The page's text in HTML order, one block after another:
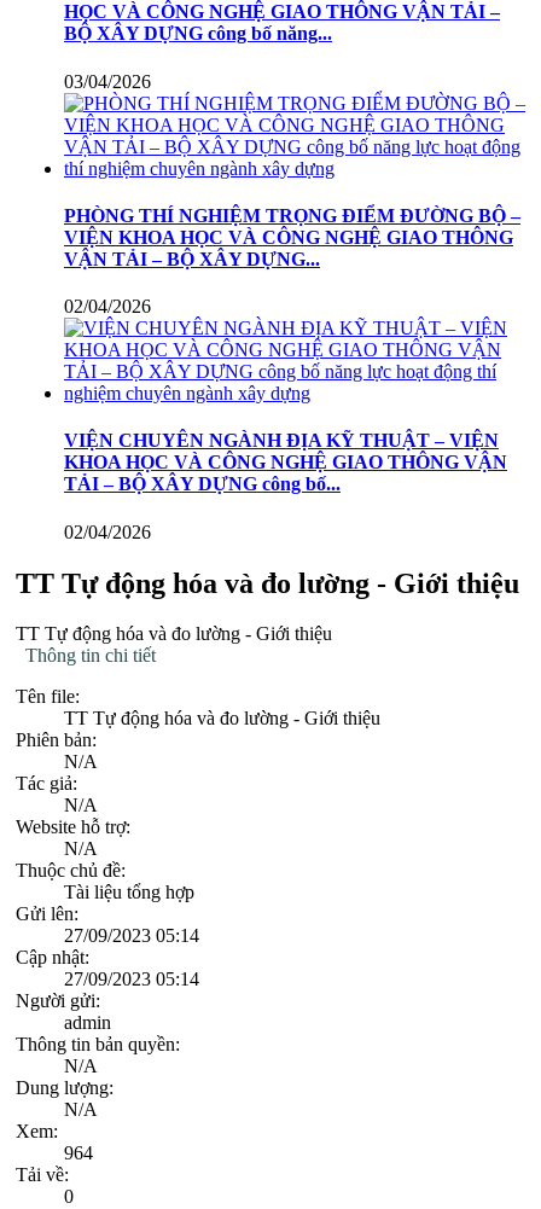
HỌC VÀ CÔNG NGHỆ GIAO THÔNG VẬN TẢI –
BỘ XÂY DỰNG công bố năng...
03/04/2026
PHÒNG THÍ NGHIỆM TRỌNG ĐIỂM ĐƯỜNG BỘ –
VIỆN KHOA HỌC VÀ CÔNG NGHỆ GIAO THÔNG
VẬN TẢI – BỘ XÂY DỰNG...
02/04/2026
VIỆN CHUYÊN NGÀNH ĐỊA KỸ THUẬT – VIỆN
KHOA HỌC VÀ CÔNG NGHỆ GIAO THÔNG VẬN
TẢI – BỘ XÂY DỰNG công bố...
02/04/2026
TT Tự động hóa và đo lường - Giới thiệu
TT Tự động hóa và đo lường - Giới thiệu
Thông tin chi tiết
Tên file:
TT Tự động hóa và đo lường - Giới thiệu
Phiên bản:
N/A
Tác giả:
N/A
Website hỗ trợ:
N/A
Thuộc chủ đề:
Tài liệu tổng hợp
Gửi lên:
27/09/2023 05:14
Cập nhật:
27/09/2023 05:14
Người gửi:
admin
Thông tin bản quyền:
N/A
Dung lượng:
N/A
Xem:
964
Tải về:
0